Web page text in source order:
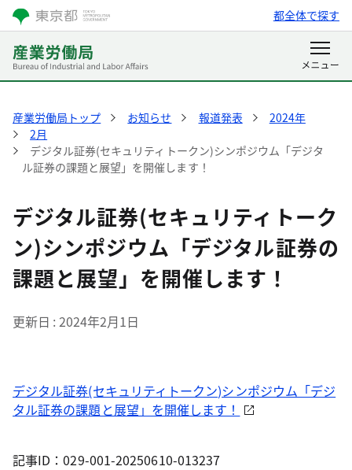
都全体で探す
産業労働局トップ お知らせ 報道発表
2024年
2月
デジタル証券(セキュリティトークン)シンポジウム「デジタ
ル証券の課題と展望」を開催します！
デジタル証券(セキュリティトーク
ン)シンポジウム「デジタル証券の
課題と展望」を開催します！
更新日 2024年2月1日
デジタル証券(セキュリティトークン)シンポジウム「デジ
タル証券の課題と展望」を開催します！
記事ID：029-001-20250610-013237